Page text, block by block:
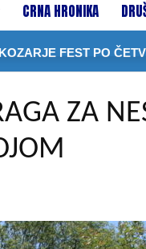
CRNA HRONIKA
FEST PO ČETVRTI
ZA